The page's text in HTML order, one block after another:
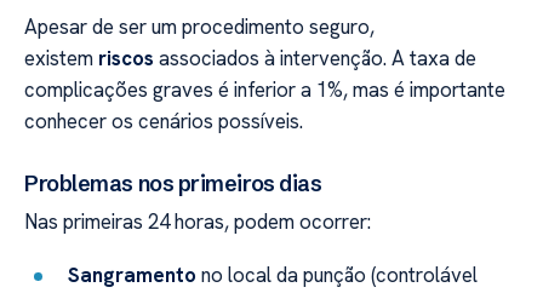
Apesar de ser um procedimento seguro,
existem riscos associados à intervenção. A taxa de
complicações graves é inferior a 1%, mas é importante
conhecer os cenários possíveis.
Problemas nos primeiros dias
Nas primeiras 24 horas, podem ocorrer:
Sangramento no local da punção (controlável